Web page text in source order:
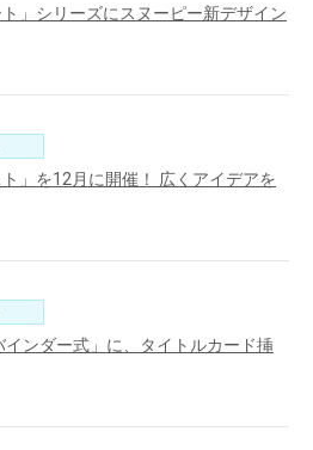
」シリーズにスヌーピー新デザイン
」を12月に開催！ 広くアイデアを
インダー式」に、タイトルカード挿